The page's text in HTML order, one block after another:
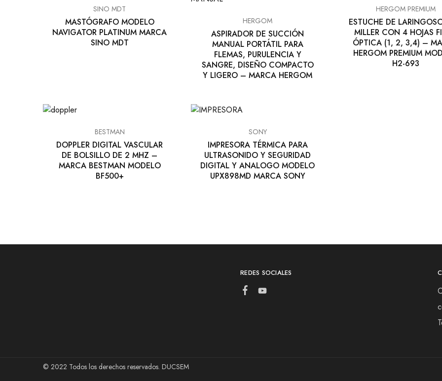
SINO MDT
MASTÓGRAFO MODELO
NAVIGATOR PLATINUM MARCA
SINO MDT
HERGOM
ASPIRADOR DE SUCCIÓN
MANUAL PORTÁTIL PARA
FLEMAS, PURULENCIA Y
SANGRE, DISEÑO COMPACTO
Y LIGERO – MARCA HERGOM
HERGOM PREMIUM
ESTUCHE DE
MILLER CON 4 HOJAS
ÓPTICA (1, 2, 3,4) –
HERGOM PREMIUM
H2-693
BESTMAN
DOPPLER DIGITAL VASCULAR
DE BOLSILLO DE 2 MHZ –
MARCA BESTMAN MODELO
BF500+
SONY
IMPRESORA TÉRMICA PARA
ULTRASONIDO Y SEGURIDAD
DIGITAL Y ANALOGO MODELO
UPX898MD MARCA SONY
REDES SOCIALES
© 2022 Todos los derechos reservados. DUCSEM